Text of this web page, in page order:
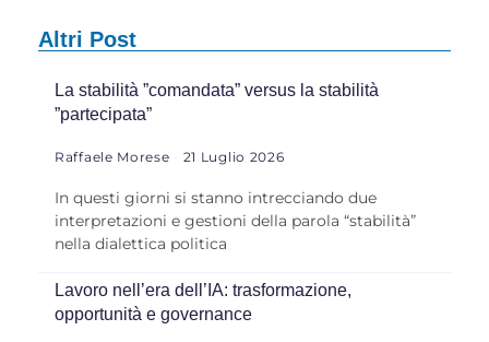
Altri Post
La stabilità ”comandata” versus la stabilità
”partecipata”
Raffaele Morese 21 Luglio 2026
In questi giorni si stanno intrecciando due
interpretazioni e gestioni della parola “stabilità”
nella dialettica politica
Lavoro nell’era dell’IA: trasformazione,
opportunità e governance